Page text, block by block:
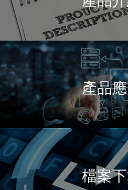
產品
檔案